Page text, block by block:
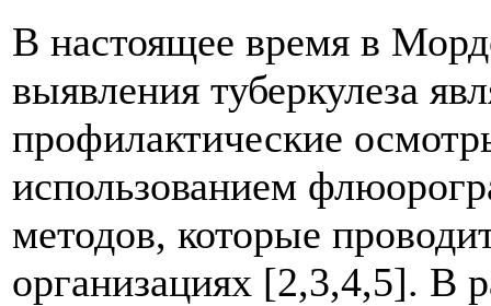
В настоящее время в
выявления туберкулеза
профилактические
использованием
методов, которые
организациях [2,3,4,5]. В